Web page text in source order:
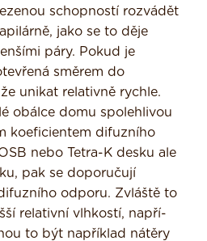
schopností rozvádět
jako se to děje
páry. Pokud je
směrem do
unikat rela­tivně rychle.
obálce domu spolehlivou
koeficientem difuzního
nebo Tetra-K desku ale
pak se doporučují
odporu. Zvláště to
relativní vlhkostí, napří­
to být například nátěry